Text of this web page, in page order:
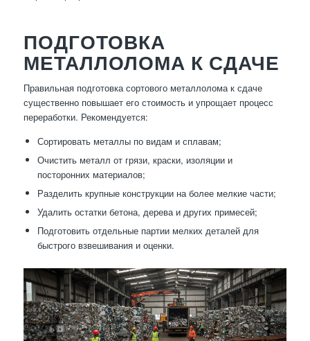
ПОДГОТОВКА
МЕТАЛЛОЛОМА К СДАЧЕ
Правильная подготовка сортового металлолома к сдаче
существенно повышает его стоимость и упрощает процесс
переработки. Рекомендуется:
Сортировать металлы по видам и сплавам;
Очистить металл от грязи, краски, изоляции и
посторонних материалов;
Разделить крупные конструкции на более мелкие части;
Удалить остатки бетона, дерева и других примесей;
Подготовить отдельные партии мелких деталей для
быстрого взвешивания и оценки.